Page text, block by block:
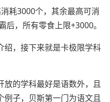
耗3000个，其余最高可消
，所有零食上限+3000。
绍，接下来就是卡极限学科
放的学科最好是语数外，且
例子，贝斯第一门为语文且